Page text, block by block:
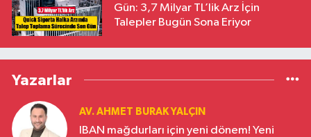
Gün: 3,7 Milyar TL’lik Arz İçin
Talepler Bugün Sona Eriyor
Yazarlar
AV. AHMET BURAK YALÇIN
IBAN mağdurları için yeni dönem! Yeni